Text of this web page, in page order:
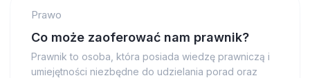
Prawo
Co może zaoferować nam prawnik?
Prawnik to osoba, która posiada wiedzę prawniczą i
umiejętności niezbędne do udzielania porad oraz